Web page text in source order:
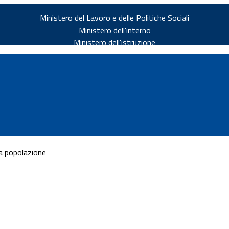
Ministero del Lavoro e delle Politiche Sociali
Ministero dell'interno
Ministero dell'istruzione
popolazione